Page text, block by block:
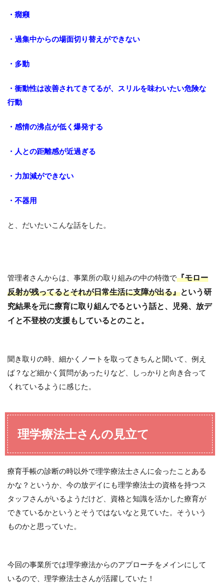
・癇癪
・過集中からの場面切り替えができない
・多動
・衝動性は改善されてきてるが、スリルを味わいたい危険な
行動
・感情の沸点が低く爆発する
・人との距離感が近過ぎる
・力加減ができない
・不器用
と、だいたいこんな話をした。
管理者さんからは、事業所の取り組みの中の特徴で『モロー
反射が残ってるとそれが日常生活に支障が出る』という研
究結果を元に療育に取り組んでるという話と、児発、放デ
イと不登校の支援もしているとのこと。
聞き取りの時、細かくノートを取ってきちんと聞いて、例え
ば？など細かく質問があったりなど、しっかりと向き合って
くれているように感じた。
理学療法士さんの見立て
療育手帳の診断の時以外で理学療法士さんに会ったことある
かな？というか、今の放デイにも理学療法士の資格を持つス
タッフさんがいるようだけど、資格と知識を活かした療育が
できているかというとそうではないなと見ていた。そういう
ものかと思っていた。
今回の事業所では理学療法からのアプローチをメインにして
いるので、理学療法士さんが活躍していた！